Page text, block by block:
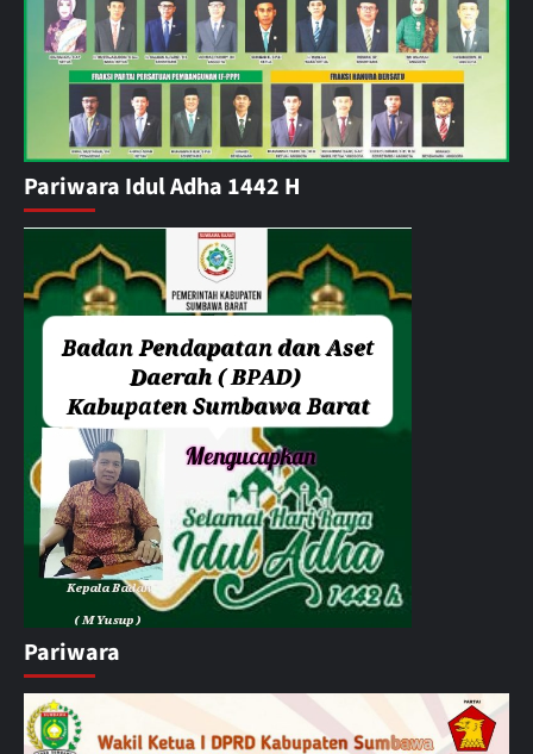
Pariwara Idul Adha 1442 H
Pariwara